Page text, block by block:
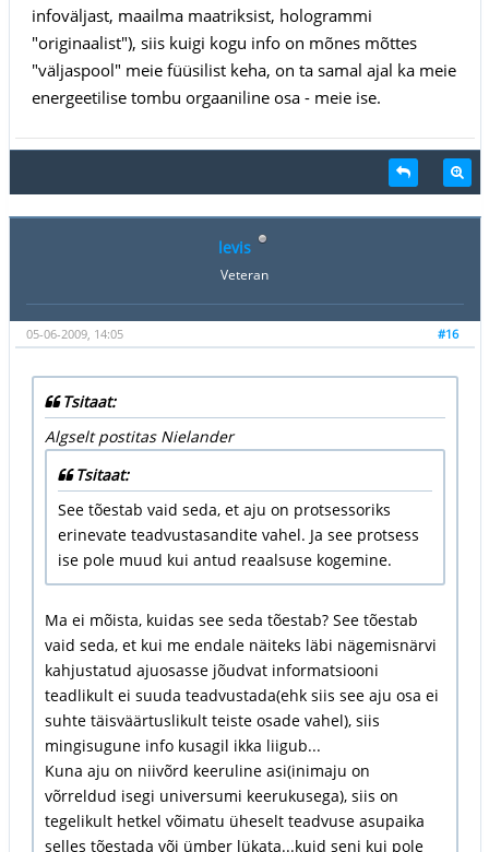
infoväljast, maailma maatriksist, hologrammi
"originaalist"), siis kuigi kogu info on mõnes mõttes
"väljaspool" meie füüsilist keha, on ta samal ajal ka meie
energeetilise tombu orgaaniline osa - meie ise.
levis
Veteran
#16
05-06-2009, 14:05
Tsitaat:
Algselt postitas Nielander
Tsitaat:
See tõestab vaid seda, et aju on protsessoriks
erinevate teadvustasandite vahel. Ja see protsess
ise pole muud kui antud reaalsuse kogemine.
Ma ei mõista, kuidas see seda tõestab? See tõestab
vaid seda, et kui me endale näiteks läbi nägemisnärvi
kahjustatud ajuosasse jõudvat informatsiooni
teadlikult ei suuda teadvustada(ehk siis see aju osa ei
suhte täisväärtuslikult teiste osade vahel), siis
mingisugune info kusagil ikka liigub...
Kuna aju on niivõrd keeruline asi(inimaju on
võrreldud isegi universumi keerukusega), siis on
tegelikult hetkel võimatu üheselt teadvuse asupaika
selles tõestada või ümber lükata...kuid seni kui pole